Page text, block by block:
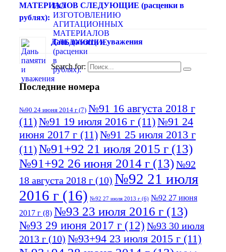
МАТЕРИАЛОВ СЛЕДУЮЩИЕ (расценки в
рублях):
Дань памяти и уважения
Search for:
Последние номера
№90 24 июня 2014 г (7) №91 16 августа 2018 г
(11)№91 19 июля 2016 г (11)№91 24
июня 2017 г (11)№91 25 июля 2013 г
(11)№91+92 21 июля 2015 г (13)
№91+92 26 июня 2014 г (13)№92
18 августа 2018 г (10) №92 21 июля
2016 г (16) №92 27 июля 2013 г (6) №92 27 июня
2017 г (8) №93 23 июля 2016 г (13)
№93 29 июня 2017 г (12) №93 30 июля
2013 г (10) №93+94 23 июля 2015 г (11)